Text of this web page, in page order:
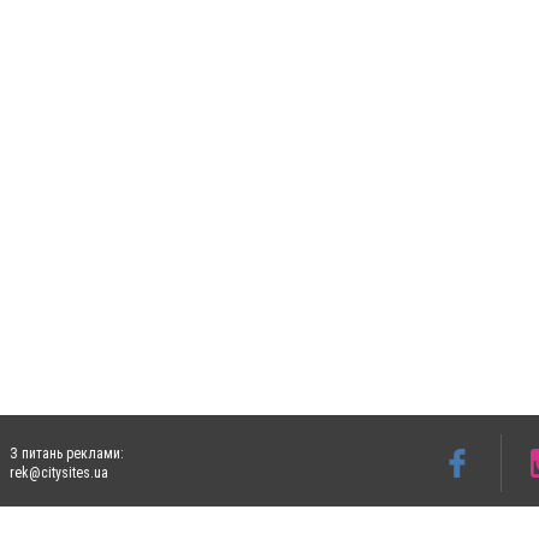
З питань реклами:
rek@citysites.ua